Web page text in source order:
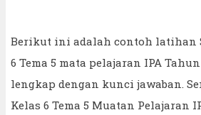
Berikut ini adalah contoh latihan
6 Tema 5 mata pelajaran IPA
lengkap dengan kunci jawaban.
Kelas 6 Tema 5 Muatan Pelajaran